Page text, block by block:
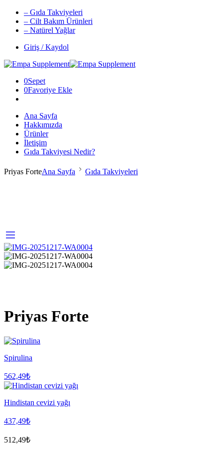
– Gıda Takviyeleri
– Cilt Bakım Ürünleri
– Natürel Yağlar
Giriş / Kaydol
0Sepet
0Favoriye Ekle
Ana Sayfa
Hakkımızda
Ürünler
İletişim
Gıda Takviyesi Nedir?
Priyas ForteAna Sayfa Gıda Takviyeleri
Priyas Forte
Spirulina
562,49₺
Hindistan cevizi yağı
437,49₺
512,49₺